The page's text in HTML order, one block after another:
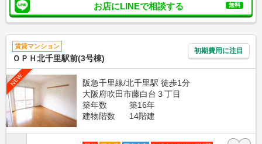
お店にLINEで相談する 無料
賃貸マンション
ＯＰＨ北千里駅前(3号棟)
初期費用に注目
NEW
阪急千里線/北千里駅 徒歩1分
大阪府吹田市藤白台３丁目
築年数
築16年
建物階数
14階建